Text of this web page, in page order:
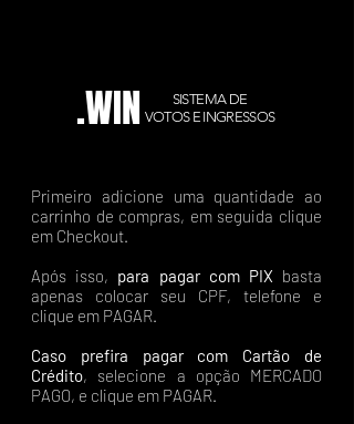
.WIN
SISTEMA DE
VOTOS E INGRESSOS
Primeiro adicione uma quantidade ao
carrinho de compras, em seguida clique
em Checkout.
Após isso, para pagar com PIX basta
apenas colocar seu CPF, telefone e
clique em PAGAR.
Caso prefira pagar com Cartão de
Crédito, selecione a opção MERCADO
PAGO, e clique em PAGAR.